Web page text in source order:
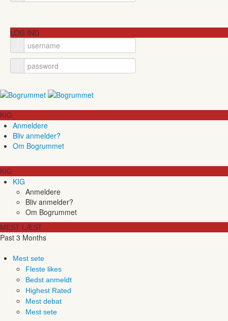
LOG IND
KIG
Anmeldere
Bliv anmelder?
Om Bogrummet
KIG
KIG
Anmeldere
Bliv anmelder?
Om Bogrummet
MEST LÆST
Past 3 Months
Mest sete
Fleste likes
Bedst anmeldt
Highest Rated
Mest debat
Mest sete